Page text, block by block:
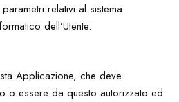
relativi al sistema
dell’Utente.
Applicazione, che deve
o essere da questo autorizzato ed